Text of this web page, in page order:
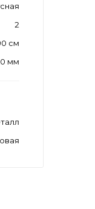
2
см
мм